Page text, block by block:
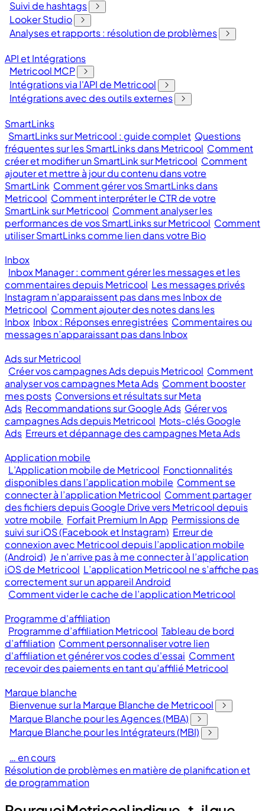
Suivi de hashtags
Looker Studio
Analyses et rapports : résolution de problèmes
API et Intégrations
Metricool MCP
Intégrations via l'API de Metricool
Intégrations avec des outils externes
SmartLinks
SmartLinks sur Metricool : guide complet Questions
fréquentes sur les SmartLinks dans Metricool Comment
créer et modifier un SmartLink sur Metricool Comment
ajouter et mettre à jour du contenu dans votre
SmartLink Comment gérer vos SmartLinks dans
Metricool Comment interpréter le CTR de votre
SmartLink sur Metricool Comment analyser les
performances de vos SmartLinks sur Metricool Comment
utiliser SmartLinks comme lien dans votre Bio
Inbox
Inbox Manager : comment gérer les messages et les
commentaires depuis Metricool Les messages privés
Instagram n’apparaissent pas dans mes Inbox de
Metricool Comment ajouter des notes dans les
Inbox Inbox : Réponses enregistrées Commentaires ou
messages n’apparaissant pas dans Inbox
Ads sur Metricool
Créer vos campagnes Ads depuis Metricool Comment
analyser vos campagnes Meta Ads Comment booster
mes posts Conversions et résultats sur Meta
Ads Recommandations sur Google Ads Gérer vos
campagnes Ads depuis Metricool Mots-clés Google
Ads Erreurs et dépannage des campagnes Meta Ads
Application mobile
L’Application mobile de Metricool Fonctionnalités
disponibles dans l’application mobile Comment se
connecter à l’application Metricool Comment partager
des fichiers depuis Google Drive vers Metricool depuis
votre mobile Forfait Premium In App Permissions de
suivi sur iOS (Facebook et Instagram) Erreur de
connexion avec Metricool depuis l’application mobile
(Android) Je n’arrive pas à me connecter à l’application
iOS de Metricool L’application Metricool ne s’affiche pas
correctement sur un appareil Android
Comment vider le cache de l’application Metricool
Programme d'affiliation
Programme d’affiliation Metricool Tableau de bord
d’affiliation Comment personnaliser votre lien
d'affiliation et générer vos codes d'essai Comment
recevoir des paiements en tant qu’affilié Metricool
Marque blanche
Bienvenue sur la Marque Blanche de Metricool
Marque Blanche pour les Agences (MBA)
Marque Blanche pour les Intégrateurs (MBI)
… en cours
Résolution de problèmes en matière de planification et
de programmation